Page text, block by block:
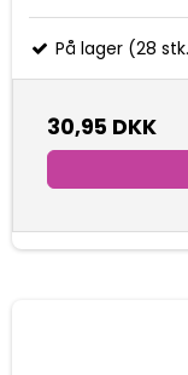
På lager (28
30,95 DKK